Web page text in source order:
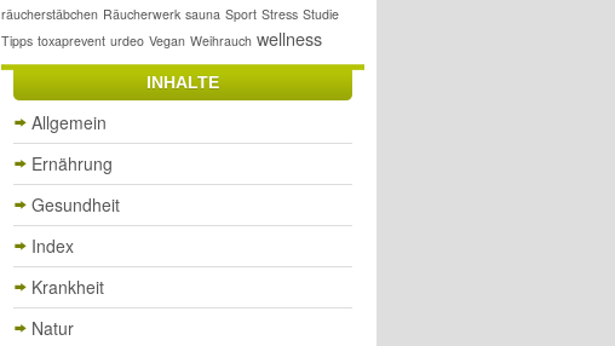
räucherstäbchen Räucherwerk sauna Sport Stress Studie
Tipps toxaprevent urdeo Vegan Weihrauch wellness
INHALTE
Allgemein
Ernährung
Gesundheit
Index
Krankheit
Natur